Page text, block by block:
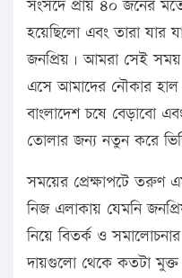
সংসদে প্রায় ৪০ জনের
হয়েছিলো এবং তারা যার
জনপ্রিয়। আমরা সেই সময়
এসে আমাদের নৌকার
বাংলাদেশ চষে বেড়াবো
তোলার জন্য নতুন করে
সময়ের প্রেক্ষাপটে তরুণ
নিজ এলাকায় যেমনি
নিয়ে বিতর্ক ও
দায়গুলো থেকে কতটা